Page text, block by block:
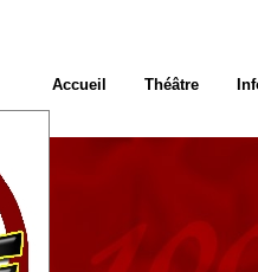
Accueil Théâtre